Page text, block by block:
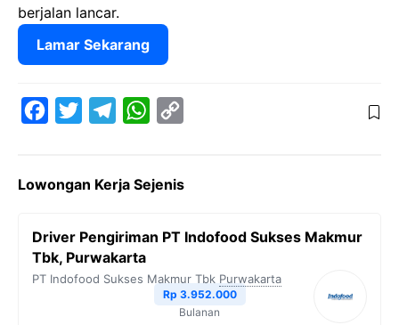
berjalan lancar.
Lamar Sekarang
e
o
o
t
e
e
r
a
W
t
A
p
y
i
k
Lowongan Kerja Sejenis
Driver Pengiriman PT Indofood Sukses Makmur
Tbk, Purwakarta
PT Indofood Sukses Makmur Tbk Purwakarta
Rp 3.952.000
Bulanan